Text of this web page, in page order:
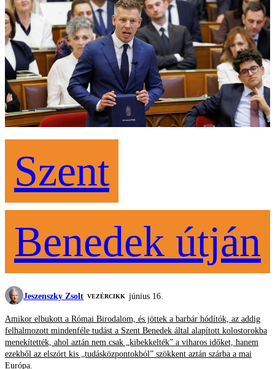
Szent
Benedek útján
Jeszenszky Zsolt VEZÉRCIKK június 16.
Amikor elbukott a Római Birodalom, és jöttek a barbár hódítók, az addig
felhalmozott mindenféle tudást a Szent Benedek által alapított kolostorokba
menekítették, ahol aztán nem csak „kibekkelték” a viharos időket, hanem
ezekből az elszórt kis „tudásközpontokból” szökkent aztán szárba a mai
Európa.